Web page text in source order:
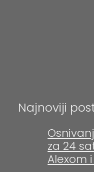
Najnoviji
za 24
Alexom